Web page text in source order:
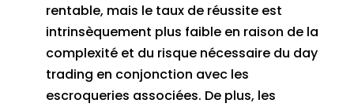
rentable, mais le taux de réussite est
intrinsèquement plus faible en raison de la
complexité et du risque nécessaire du day
trading en conjonction avec les
escroqueries associées. De plus, les